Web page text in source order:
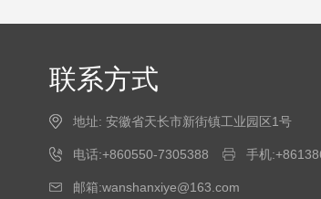
联系方式
地址: 安徽省天长市新街镇工业园区1号
电话:+860550-7305388 手机
邮箱:wanshanxiye@163.com